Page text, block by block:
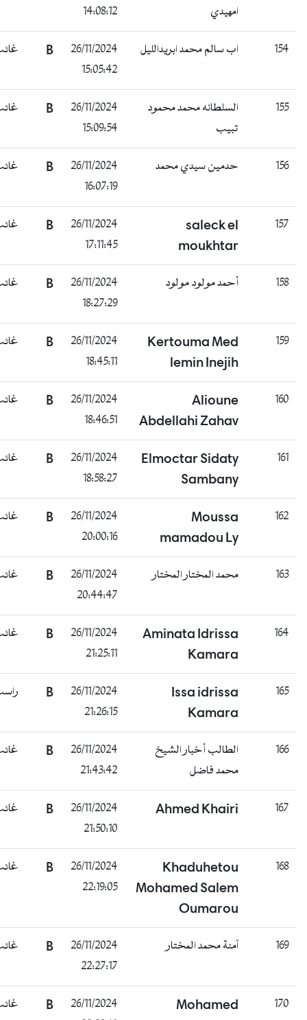
امهيدي
14:08:12
اب سالم محمد ابريدالليل
26/11/2024
15:05:42
غائب
السلطانه محمد محمود
تبيب
26/11/2024
15:09:54
غائب
حدمين سيدي محمد
26/11/2024
16:07:19
غائب
saleck el
moukhtar
26/11/2024
17:11:45
غائب
أحمد مولود مولود
26/11/2024
18:27:29
غائب
Kertouma Med
lemin Inejih
26/11/2024
18:45:11
غائب
Alioune
Abdellahi Zahav
26/11/2024
18:46:51
غائب
Elmoctar Sidaty
Sambany
26/11/2024
18:58:27
غائب
Moussa
mamadou Ly
26/11/2024
20:00:16
غائب
محمد المختار المختار
26/11/2024
20:44:47
غائب
Aminata Idrissa
Kamara
26/11/2024
21:25:11
غائب
Issa idrissa
Kamara
26/11/2024
21:26:15
راسب
الطالب أخبار الشيخ
محمد فاضل
26/11/2024
21:43:42
غائب
Ahmed Khairi
26/11/2024
21:50:10
غائب
Khaduhetou
Mohamed Salem
Oumarou
26/11/2024
22:19:05
غائب
آمنة محمد المختار
26/11/2024
22:27:17
غائب
Mohamed
26/11/2024
غائب